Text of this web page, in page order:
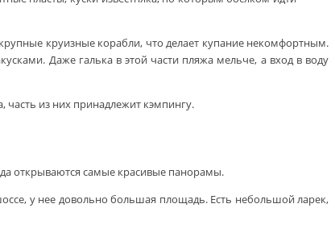
круизные корабли, что делает купание некомфортным.
Даже галька в этой части пляжа мельче, а вход в воду
часть из них принадлежит кэмпингу.
открываются самые красивые панорамы.
у нее довольно большая площадь. Есть небольшой ларек,